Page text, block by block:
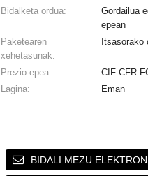
Bidalketa ordua:
Gordailua
epean
Paketearen
xehetasunak:
Itsasorako
Prezio-epea:
CIF CFR
Lagina:
Eman
BIDALI MEZU